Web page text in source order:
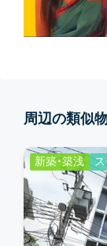
周辺の類似
新築・築浅